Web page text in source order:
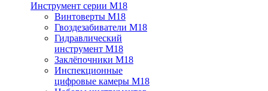
Инструмент серии M18
Винтоверты M18
Гвоздезабиватели M18
Гидравлический
инструмент M18
Заклёпочники M18
Инспекционные
цифровые камеры M18